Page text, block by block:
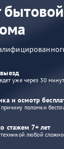
уже через 30 минут
и осмотр
поломки
стажем 7+ лет
любой